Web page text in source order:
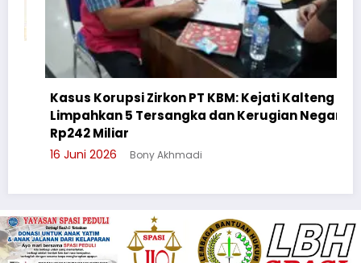
Kasus Korupsi Zirkon PT KBM: Kejati Kalteng
Limpahkan 5 Tersangka dan Kerugian Negara
Rp242 Miliar
16 Juni 2026 Bony Akhmadi